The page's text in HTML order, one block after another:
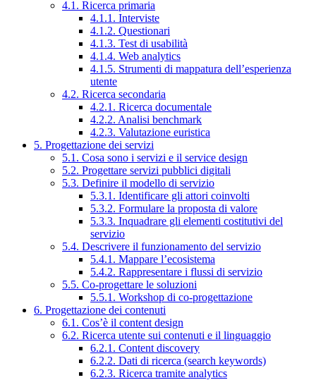
4.1. Ricerca primaria
4.1.1. Interviste
4.1.2. Questionari
4.1.3. Test di usabilità
4.1.4. Web analytics
4.1.5. Strumenti di mappatura dell’esperienza
utente
4.2. Ricerca secondaria
4.2.1. Ricerca documentale
4.2.2. Analisi benchmark
4.2.3. Valutazione euristica
5. Progettazione dei servizi
5.1. Cosa sono i servizi e il service design
5.2. Progettare servizi pubblici digitali
5.3. Definire il modello di servizio
5.3.1. Identificare gli attori coinvolti
5.3.2. Formulare la proposta di valore
5.3.3. Inquadrare gli elementi costitutivi del
servizio
5.4. Descrivere il funzionamento del servizio
5.4.1. Mappare l’ecosistema
5.4.2. Rappresentare i flussi di servizio
5.5. Co-progettare le soluzioni
5.5.1. Workshop di co-progettazione
6. Progettazione dei contenuti
6.1. Cos’è il content design
6.2. Ricerca utente sui contenuti e il linguaggio
6.2.1. Content discovery
6.2.2. Dati di ricerca (search keywords)
6.2.3. Ricerca tramite analytics